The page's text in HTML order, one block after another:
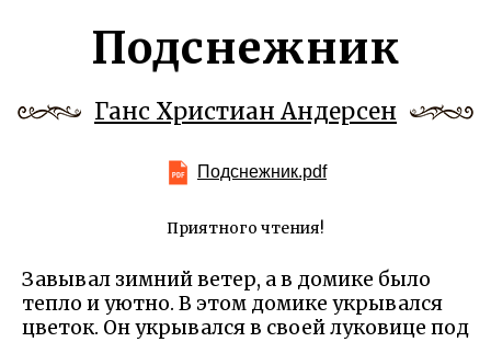
Подснежник
Ганс Христиан Андерсен
Подснежник.pdf
Приятного чтения!
Завывал зимний ветер, а в домике было
тепло и уютно. В этом домике укрывался
цветок. Он укрывался в своей луковице под